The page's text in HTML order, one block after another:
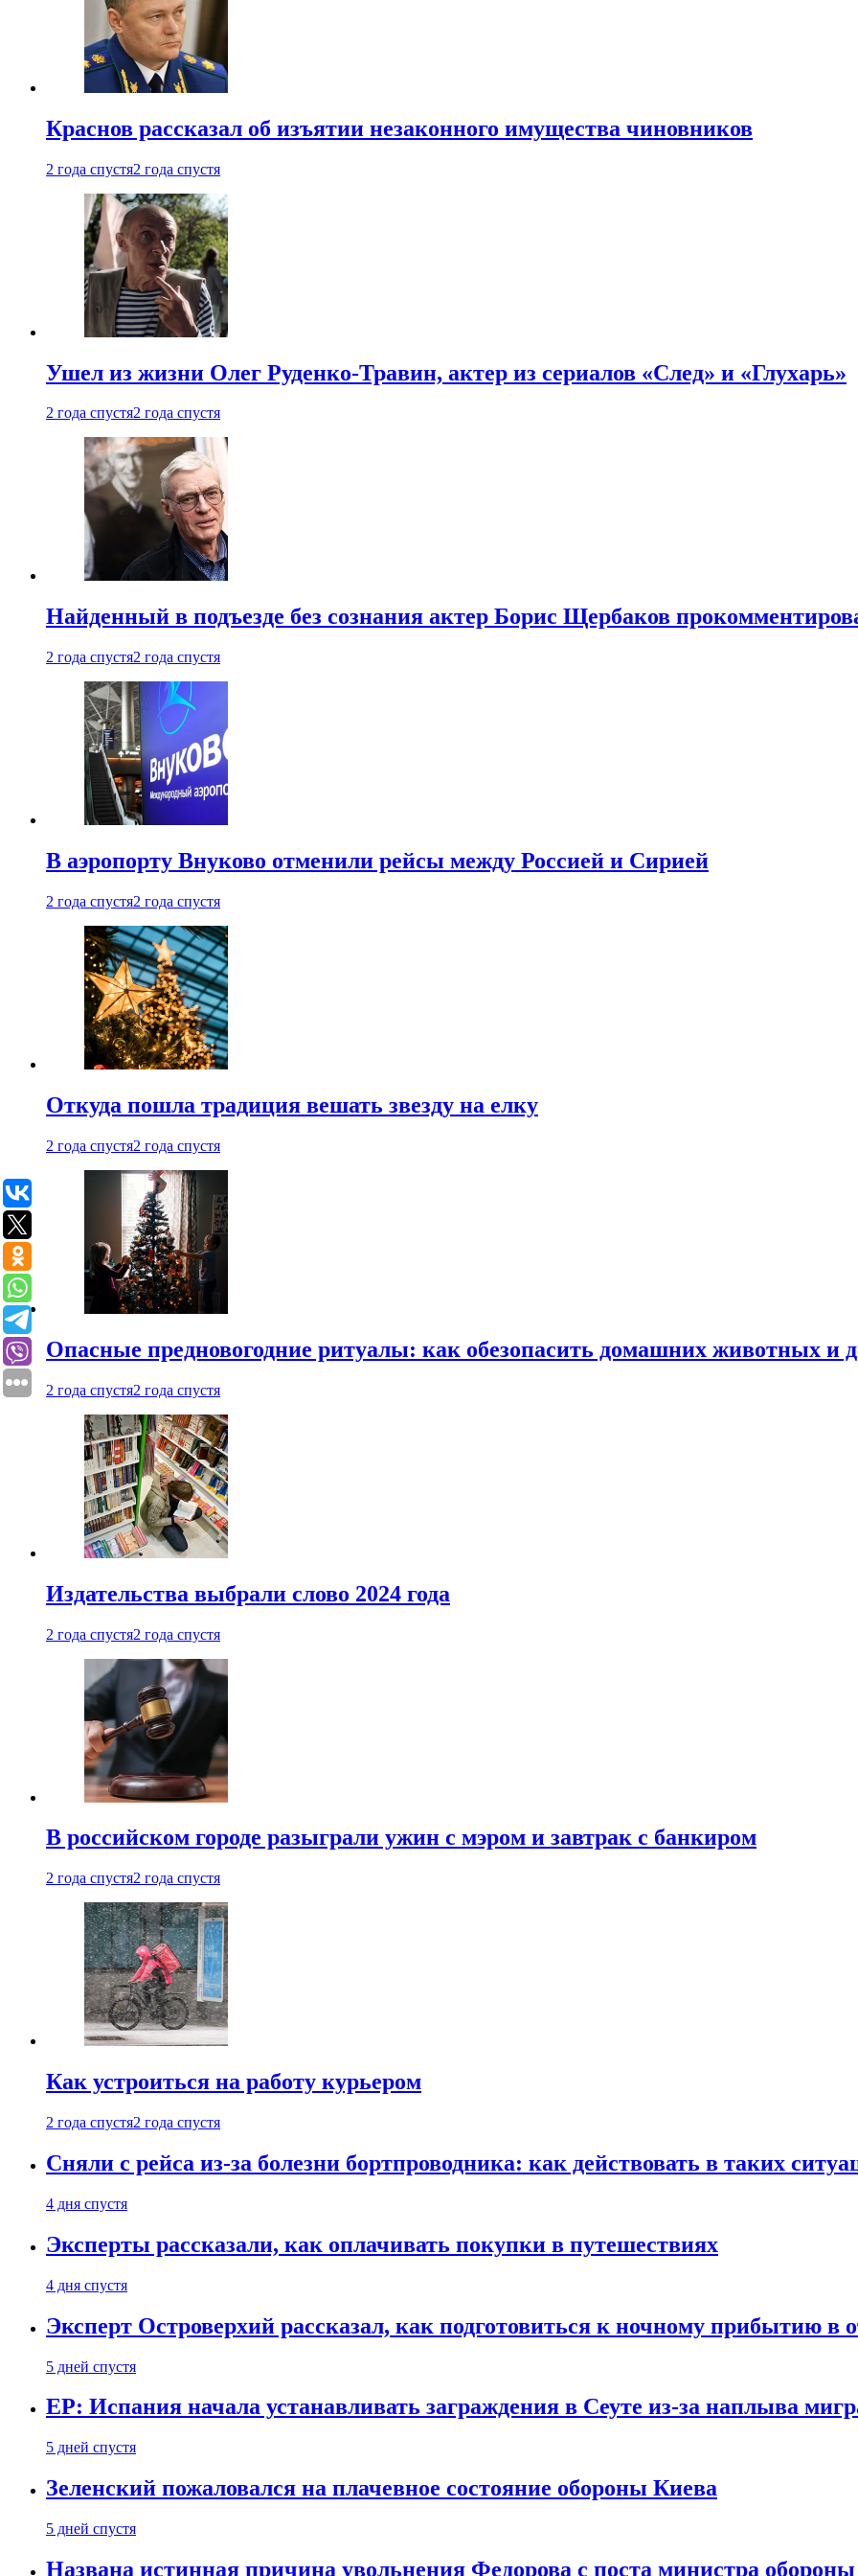
Краснов рассказал об изъятии незаконного имущества чиновников
2 года спустя2 года спустя
Ушел из жизни Олег Руденко-Травин, актер из сериалов «След» и «Глухарь»
2 года спустя2 года спустя
Найденный в подъезде без сознания актер Борис Щербаков
2 года спустя2 года спустя
В аэропорту Внуково отменили рейсы между Россией и Сирией
2 года спустя2 года спустя
Откуда пошла традиция вешать звезду на елку
2 года спустя2 года спустя
Опасные предновогодние ритуалы: как обезопасить домашних животных и
2 года спустя2 года спустя
Издательства выбрали слово 2024 года
2 года спустя2 года спустя
В российском городе разыграли ужин с мэром и завтрак с банкиром
2 года спустя2 года спустя
Как устроиться на работу курьером
2 года спустя2 года спустя
Сняли с рейса из-за болезни бортпроводника: как действовать в таких
4 дня спустя
Эксперты рассказали, как оплачивать покупки в путешествиях
4 дня спустя
Эксперт Островерхий рассказал, как подготовиться к ночному прибытию в
5 дней спустя
EP: Испания начала устанавливать заграждения в Сеуте из-за наплыва
5 дней спустя
Зеленский пожаловался на плачевное состояние обороны Киева
5 дней спустя
Названа истинная причина увольнения Федорова с поста министра